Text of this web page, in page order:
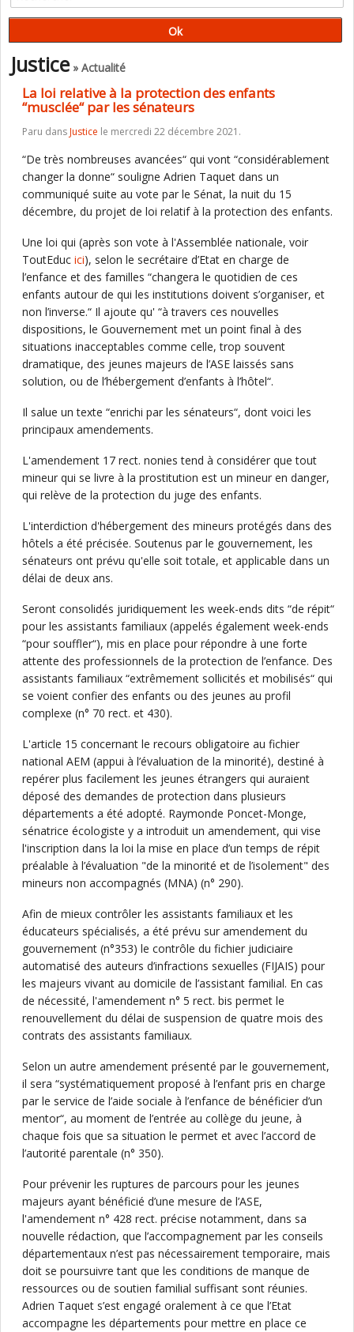
Justice» Actualité
La loi relative à la protection des enfants
“musclée“ par les sénateurs
Paru dansJustice le mercredi 22 décembre 2021.
“De très nombreuses avancées“ qui vont “considérablement
changer la donne“ souligne Adrien Taquet dans un
communiqué suite au vote par le Sénat, la nuit du 15
décembre, du projet de loi relatif à la protection des enfants.
Une loi qui (après son vote à l'Assemblée nationale, voir
ToutEduc ici), selon le secrétaire d’Etat en charge de
l’enfance et des familles “changera le quotidien de ces
enfants autour de qui les institutions doivent s’organiser, et
non l’inverse.“ Il ajoute qu' “à travers ces nouvelles
dispositions, le Gouvernement met un point final à des
situations inacceptables comme celle, trop souvent
dramatique, des jeunes majeurs de l’ASE laissés sans
solution, ou de l’hébergement d’enfants à l’hôtel“.
Il salue un texte “enrichi par les sénateurs“, dont voici les
principaux amendements.
L'amendement 17 rect. nonies tend à considérer que tout
mineur qui se livre à la prostitution est un mineur en danger,
qui relève de la protection du juge des enfants.
L'interdiction d'hébergement des mineurs protégés dans des
hôtels a été précisée. Soutenus par le gouvernement, les
sénateurs ont prévu qu'elle soit totale, et applicable dans un
délai de deux ans.
Seront consolidés juridiquement les week-ends dits “de répit“
pour les assistants familiaux (appelés également week-ends
“pour souffler“), mis en place pour répondre à une forte
attente des professionnels de la protection de l’enfance. Des
assistants familiaux “extrêmement sollicités et mobilisés“ qui
se voient confier des enfants ou des jeunes au profil
complexe (n° 70 rect. et 430).
L'article 15 concernant le recours obligatoire au fichier
national AEM (appui à l’évaluation de la minorité), destiné à
repérer plus facilement les jeunes étrangers qui auraient
déposé des demandes de protection dans plusieurs
départements a été adopté. Raymonde Poncet-Monge,
sénatrice écologiste y a introduit un amendement, qui vise
l'inscription dans la loi la mise en place d’un temps de répit
préalable à l’évaluation "de la minorité et de l’isolement" des
mineurs non accompagnés (MNA) (n° 290).
Afin de mieux contrôler les assistants familiaux et les
éducateurs spécialisés, a été prévu sur amendement du
gouvernement (n°353) le contrôle du fichier judiciaire
automatisé des auteurs d’infractions sexuelles (FIJAIS) pour
les majeurs vivant au domicile de l’assistant familial. En cas
de nécessité, l'amendement n° 5 rect. bis permet le
renouvellement du délai de suspension de quatre mois des
contrats des assistants familiaux.
Selon un autre amendement présenté par le gouvernement,
il sera “systématiquement proposé à l’enfant pris en charge
par le service de l’aide sociale à l’enfance de bénéficier d’un
mentor“, au moment de l’entrée au collège du jeune, à
chaque fois que sa situation le permet et avec l’accord de
l’autorité parentale (n° 350).
Pour prévenir les ruptures de parcours pour les jeunes
majeurs ayant bénéficié d’une mesure de l’ASE,
l'amendement n° 428 rect. précise notamment, dans sa
nouvelle rédaction, que l’accompagnement par les conseils
départementaux n’est pas nécessairement temporaire, mais
doit se poursuivre tant que les conditions de manque de
ressources ou de soutien familial suffisant sont réunies.
Adrien Taquet s’est engagé oralement à ce que l’Etat
accompagne les départements pour mettre en place ce